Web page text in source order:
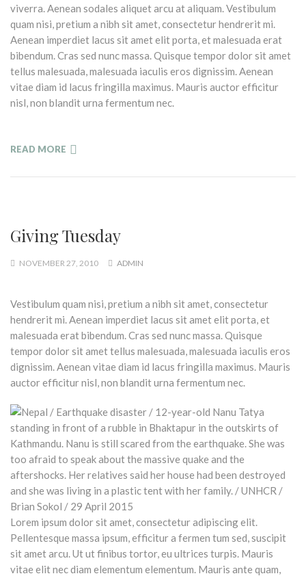
viverra. Aenean sodales aliquet arcu at aliquam. Vestibulum
quam nisi, pretium a nibh sit amet, consectetur hendrerit mi.
Aenean imperdiet lacus sit amet elit porta, et malesuada erat
bibendum. Cras sed nunc massa. Quisque tempor dolor sit amet
tellus malesuada, malesuada iaculis eros dignissim. Aenean
vitae diam id lacus fringilla maximus. Mauris auctor efficitur
nisl, non blandit urna fermentum nec.
READ MORE
Giving Tuesday
NOVEMBER 27, 2010 ADMIN
Vestibulum quam nisi, pretium a nibh sit amet, consectetur
hendrerit mi. Aenean imperdiet lacus sit amet elit porta, et
malesuada erat bibendum. Cras sed nunc massa. Quisque
tempor dolor sit amet tellus malesuada, malesuada iaculis eros
dignissim. Aenean vitae diam id lacus fringilla maximus. Mauris
auctor efficitur nisl, non blandit urna fermentum nec.
Lorem ipsum dolor sit amet, consectetur adipiscing elit.
Pellentesque massa ipsum, efficitur a fermen tum sed, suscipit
sit amet arcu. Ut ut finibus tortor, eu ultrices turpis. Mauris
vitae elit nec diam elementum elementum. Mauris ante quam,